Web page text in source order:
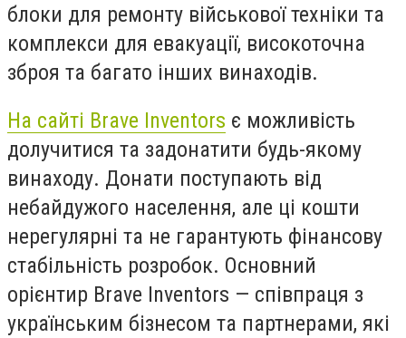
блоки для ремонту військової техніки та
комплекси для евакуації, високоточна
зброя та багато інших винаходів.
На сайті Brave Inventors є можливість
долучитися та задонатити будь-якому
винаходу. Донати поступають від
небайдужого населення, але ці кошти
нерегулярні та не гарантують фінансову
стабільність розробок. Основний
орієнтир Brave Inventors — співпраця з
українським бізнесом та партнерами, які